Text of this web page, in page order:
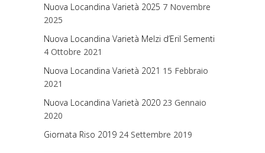
Nuova Locandina Varietà 2025 7 Novembre
2025
Nuova Locandina Varietà Melzi d’Eril Sementi
4 Ottobre 2021
Nuova Locandina Varietà 2021 15 Febbraio
2021
Nuova Locandina Varietà 2020 23 Gennaio
2020
Giornata Riso 2019 24 Settembre 2019